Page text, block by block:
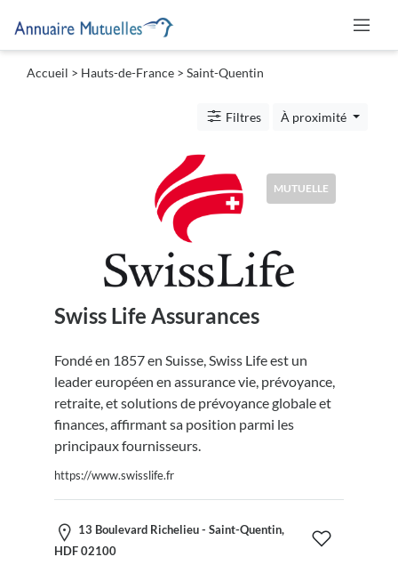
Accueil > Hauts-de-France > Saint-Quentin
Filtres À proximité
MUTUELLE
Swiss Life Assurances
Fondé en 1857 en Suisse, Swiss Life est un
leader européen en assurance vie, prévoyance,
retraite, et solutions de prévoyance globale et
finances, affirmant sa position parmi les
principaux fournisseurs.
https://www.swisslife.fr
13 Boulevard Richelieu - Saint-Quentin,
HDF 02100